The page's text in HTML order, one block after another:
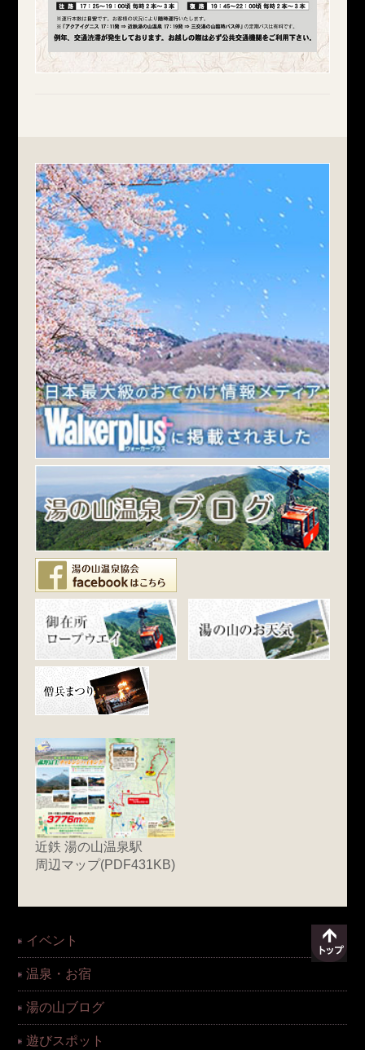
近鉄 湯の山温泉駅
周辺マップ(PDF431KB)
イベント
温泉・お宿
湯の山ブログ
遊びスポット